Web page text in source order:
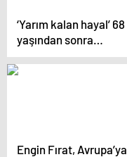
‘Yarım kalan hayal’ 68
yaşından sonra
üniversiteli yaptı
Engin Fırat, Avrupa’ya